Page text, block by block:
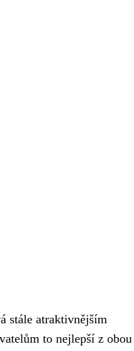
stále atraktivnějším
to nejlepší z obou